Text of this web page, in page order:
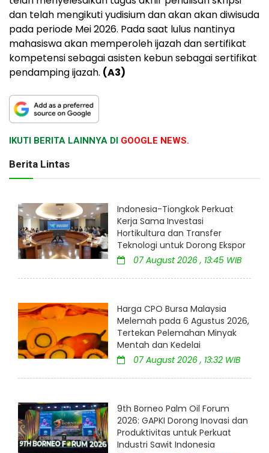
dan telah mengikuti yudisium dan akan akan diwisuda
pada periode Mei 2026. Pada saat lulus nantinya
mahasiswa akan memperoleh ijazah dan sertifikat
kompetensi sebagai asisten kebun sebagai sertifikat
pendamping ijazah. (A3)
IKUTI BERITA LAINNYA DI GOOGLE NEWS.
Berita Lintas
Indonesia-Tiongkok Perkuat
Kerja Sama Investasi
Hortikultura dan Transfer
Teknologi untuk Dorong Ekspor
07 August 2026 , 13:45 WIB
Harga CPO Bursa Malaysia
Melemah pada 6 Agustus 2026,
Tertekan Pelemahan Minyak
Mentah dan Kedelai
07 August 2026 , 13:32 WIB
9th Borneo Palm Oil Forum
2026: GAPKI Dorong Inovasi dan
Produktivitas untuk Perkuat
Industri Sawit Indonesia